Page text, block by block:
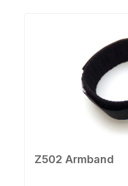
Z502 Armband